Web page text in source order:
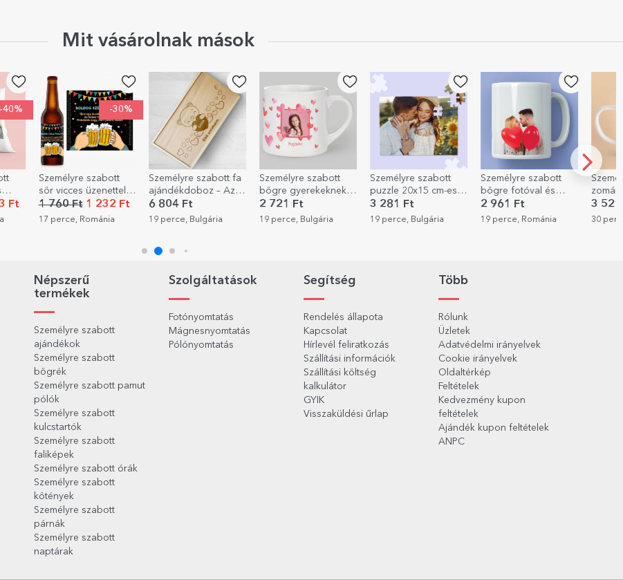
Mit vásárolnak mások
-30%
Személyre szabott
sör vicces üzenettel –
Boldog
születésnapot!
1 760 Ft1 232 Ft
17 perce, Románia
Személyre szabott fa
ajándékdoboz – Az
első emlékeim
6 804 Ft
19 perce, Bulgária
Személyre szabott
bögre gyerekeknek -
2 721 Ft
19 perce, Bulgária
Személyre szabott
puzzle 20x15 cm-es
3 281 Ft
19 perce, Bulgária
Személyre szabott
bögre fotóval és
szöveggel
2 961 Ft
19 perce, Románia
Személyre
zománcozott
bögre 2 fotóval
3 521 Ft
30 perce,
Népszerű
termékek
Személyre szabott
ajándékok
Személyre szabott
bögrék
Személyre szabott pamut
pólók
Személyre szabott
kulcstartók
Személyre szabott
faliképek
Személyre szabott órák
Személyre szabott
kötények
Személyre szabott
párnák
Személyre szabott
naptárak
Szolgáltatások
Fotónyomtatás
Mágnesnyomtatás
Pólónyomtatás
Segítség
Rendelés állapota
Kapcsolat
Hírlevél feliratkozás
Szállítási információk
Szállítási költség
kalkulátor
GYIK
Visszaküldési űrlap
Több
Rólunk
Üzletek
Adatvédelmi irányelvek
Cookie irányelvek
Oldaltérkép
Feltételek
Kedvezmény kupon
feltételek
Ajándék kupon feltételek
ANPC